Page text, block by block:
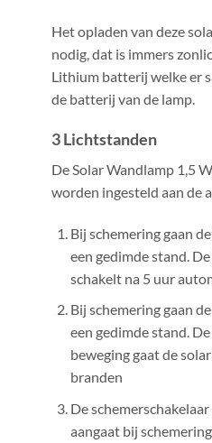
Het opladen van deze
nodig, dat is immers
Lithium batterij welke er
de batterij van de lamp.
3 Lichtstanden
De Solar Wandlamp 1,5
worden ingesteld aan de
Bij schemering gaan
een gedimde stand.
schakelt na 5 uur
Bij schemering gaan
een gedimde stand.
beweging gaat de
branden
De
aangaat bij